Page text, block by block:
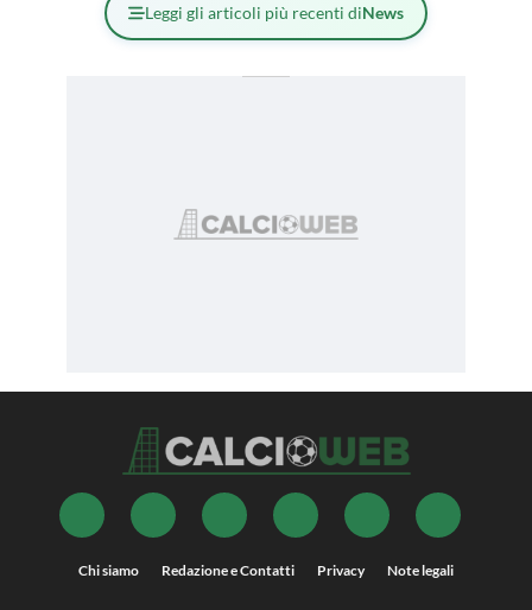
Leggi gli articoli più recenti diNews
Chi siamo Redazione e Contatti Privacy Note legali